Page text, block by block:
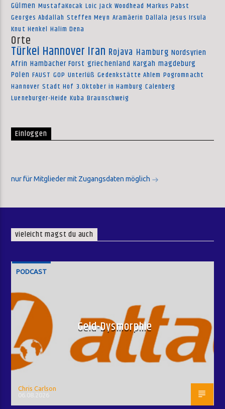
Gülmen MustafaKocak Loic Jack Woodhead Markus Pabst
Georges Abdallah Steffen Meyn Aramäerin Dallala Jesus Irsula
Knut Henkel Halim Dena
Orte
Türkei Hannover Iran Rojava Hamburg Nordsyrien
Afrin Hambacher Forst griechenland Kargah magdeburg
Polen FAUST GOP Unterlüß Gedenkstätte Ahlem Pogromnacht
Hannover Stadt Hof 3.Oktober in Hamburg Calenberg
Lueneburger-Heide Kuba Braunschweig
Einloggen
nur für Mitglieder mit Zugangsdaten möglich
vieleicht magst du auch
PODCAST
Geld-Dysmorphie
Chris Carlson